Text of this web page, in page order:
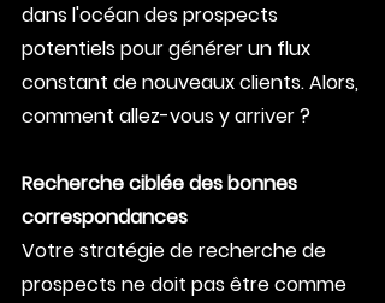
dans l'océan des prospects
potentiels pour générer un flux
constant de nouveaux clients. Alors,
comment allez-vous y arriver ?
Recherche ciblée des bonnes
correspondances
Votre stratégie de recherche de
prospects ne doit pas être comme